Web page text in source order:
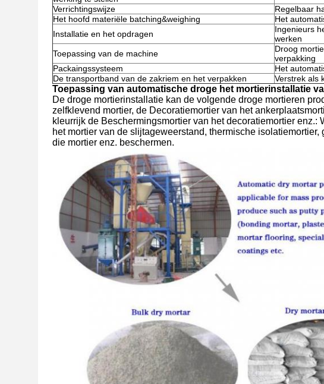
Verrichtingswijze
Regelbaar
Het hoofd materiële batching&weighing
Het
Installatie en het opdragen
Ingenieurs
werken
Toepassing van de machine
Droog
verpakking
Packaingssysteem
Het
De transportband van de zakriem en het verpakken
Verstrek als
Toepassing van automatische droge het mortierinstallatie
De droge mortierinstallatie kan de volgende droge mortieren
zelfklevend mortier, de Decoratiemortier van het
kleurrijk de Beschermingsmortier van het decoratiemortier enz.:
het mortier van de slijtageweerstand, thermische
die mortier enz. beschermen.